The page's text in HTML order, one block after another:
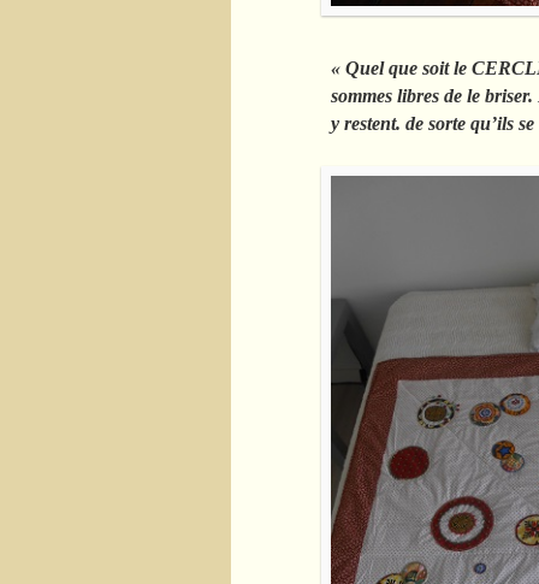
« Quel que soit le
sommes libres de le
y restent. de sorte qu’ils